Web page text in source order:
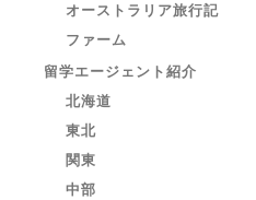
オーストラリア旅行記
ファーム
留学エージェント紹介
北海道
東北
関東
中部